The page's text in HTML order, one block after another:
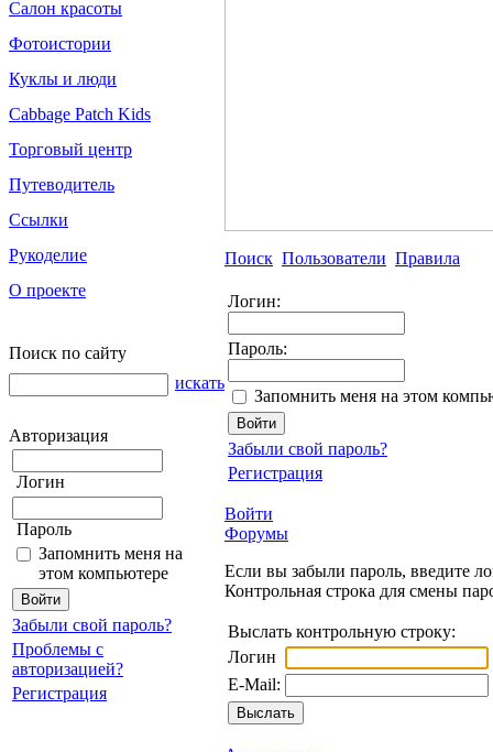
Салон красоты
Фотоистории
Куклы и люди
Cabbage Patch Kids
Торговый центр
Путеводитель
Ссылки
Рукоделие
О проекте
Поиск по сайту
искать
Авторизация
Логин
Пароль
Запомнить меня на
этом компьютере
Забыли свой пароль?
Проблемы с
авторизацией?
Регистрация
Поиск Пользователи Правила
Логин:
Пароль:
Запомнить меня на этом
Забыли свой пароль?
Регистрация
Войти
Форумы
Если вы забыли пароль, введите
Контрольная строка для смены
Выслать контрольную строку:
Логин
E-Mail: